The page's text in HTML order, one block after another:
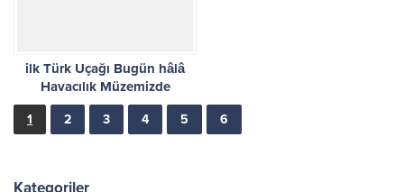
ilk Türk Uçağı Bugün hâlâ
Havacılık Müzemizde
olabilirdi..
1 2 3 4 5 6
Kategoriler